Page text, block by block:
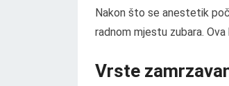
Nakon što se anestetik
radnom mjestu zubara.
Vrste